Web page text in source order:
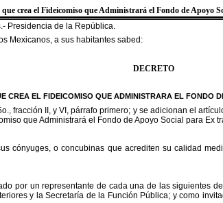
que crea el Fideicomiso que Administrará el Fondo de Apoyo
Presidencia de la República.
Mexicanos, a sus habitantes sabed:
DECRETO
CREA EL FIDEICOMISO QUE ADMINISTRARA EL FONDO
., fracción II, y VI, párrafo primero; y se adicionan el
que Administrará el Fondo de Apoyo Social para Ex
cónyuges, o concubinas que acrediten su calidad
por un representante de cada una de las siguientes
y la Secretaría dela Función Pública; y como